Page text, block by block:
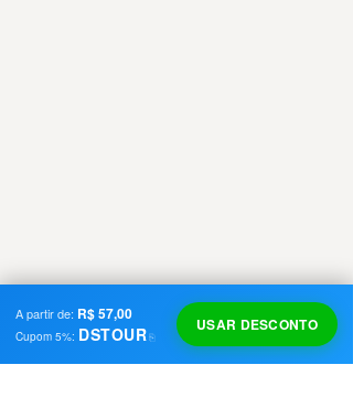
A partir de: R$ 57,00
Cupom 5%: DSTOUR⎘
USAR DESCONTO